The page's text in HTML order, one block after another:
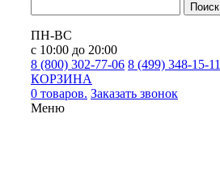
Поиск
ПН-ВС
с 10:00 до 20:00
8 (800) 302-77-06 8 (499) 348-15-11
КОРЗИНА
0 товаров. Заказать звонок
Меню